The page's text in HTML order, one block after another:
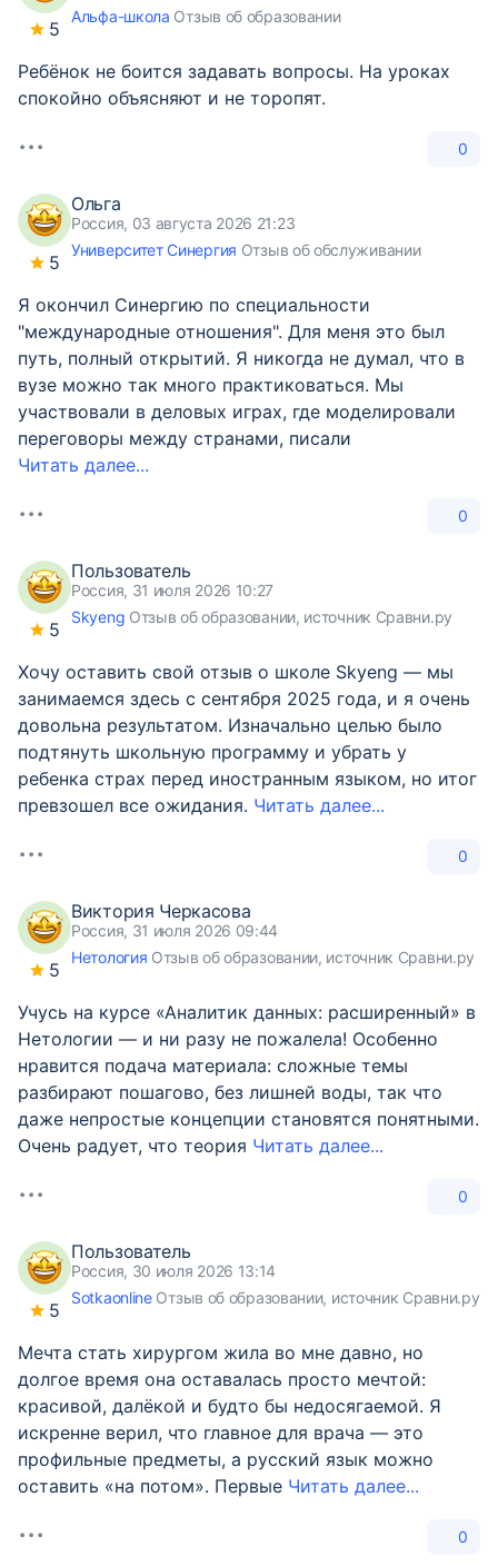
5
Альфа-школа Отзыв об образовании
Ребёнок не боится задавать вопросы. На уроках
спокойно объясняют и не торопят.
0
5
Ольга
Россия, 03 августа 2026 21:23
Университет Синергия Отзыв об обслуживании
Я окончил Синергию по специальности
"международные отношения". Для меня это был
путь, полный открытий. Я никогда не думал, что в
вузе можно так много практиковаться. Мы
участвовали в деловых играх, где моделировали
переговоры между странами, писали
Читать далее...
0
5
Пользователь
Россия, 31 июля 2026 10:27
Skyeng Отзыв об образовании, источник Сравни.ру
Хочу оставить свой отзыв о школе Skyeng — мы
занимаемся здесь с сентября 2025 года, и я очень
довольна результатом. Изначально целью было
подтянуть школьную программу и убрать у
ребенка страх перед иностранным языком, но итог
превзошел все ожидания. Читать далее...
0
5
Виктория Черкасова
Россия, 31 июля 2026 09:44
Нетология Отзыв об образовании, источник Сравни.ру
Учусь на курсе «Аналитик данных: расширенный» в
Нетологии — и ни разу не пожалела! Особенно
нравится подача материала: сложные темы
разбирают пошагово, без лишней воды, так что
даже непростые концепции становятся понятными.
Очень радует, что теория Читать далее...
0
5
Пользователь
Россия, 30 июля 2026 13:14
SotkaonlineОтзыв об образовании, источник Сравни.ру
Мечта стать хирургом жила во мне давно, но
долгое время она оставалась просто мечтой:
красивой, далёкой и будто бы недосягаемой. Я
искренне верил, что главное для врача — это
профильные предметы, а русский язык можно
оставить «на потом». Первые Читать далее...
0